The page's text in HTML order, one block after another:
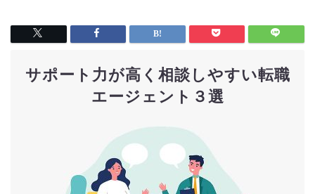
サポート力が高く相談しやすい転職
エージェント３選